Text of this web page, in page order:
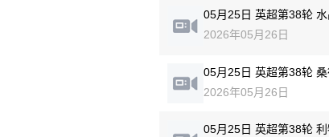
2026年05月26日
2026年05月26日